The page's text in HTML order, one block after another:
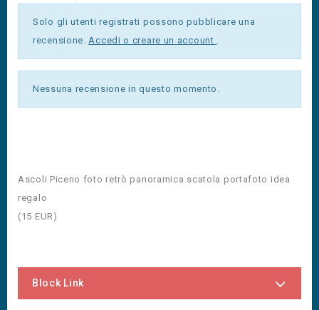
Solo gli utenti registrati possono pubblicare una
recensione.Accedi o creare un account .
Nessuna recensione in questo momento.
Ascoli Piceno foto retrò panoramica scatola portafoto idea
regalo
(15 EUR )
Block Link